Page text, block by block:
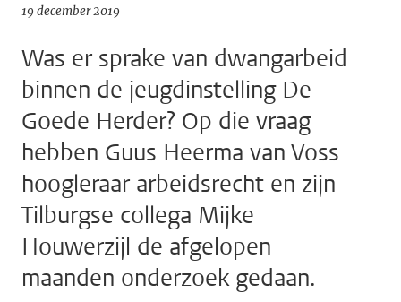
19 december 2019
Was er sprake van dwangarbeid
binnen de jeugdinstelling De
Goede Herder? Op die vraag
hebben Guus Heerma van Voss
hoogleraar arbeidsrecht en zijn
Tilburgse collega Mijke
Houwerzijl de afgelopen
maanden onderzoek gedaan.